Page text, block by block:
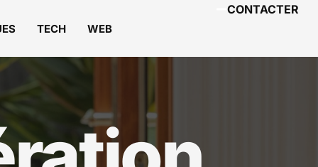
TECH WEB
CONTACTER